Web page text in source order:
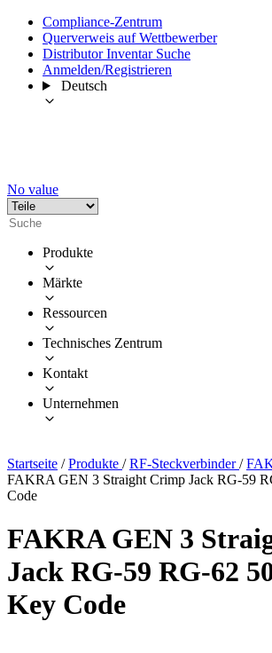
Compliance-Zentrum
Querverweis auf Wettbewerber
Distributor Inventar Suche
Anmelden/Registrieren
Deutsch
No value
Produkte
Märkte
Ressourcen
Technisches Zentrum
Kontakt
Unternehmen
Startseite / Produkte / RF-Steckverbinder/
FAKRA GEN 3 Straight Crimp Jack RG-59
Code
FAKRA GEN 3
Jack RG-59 RG-62
Key Code